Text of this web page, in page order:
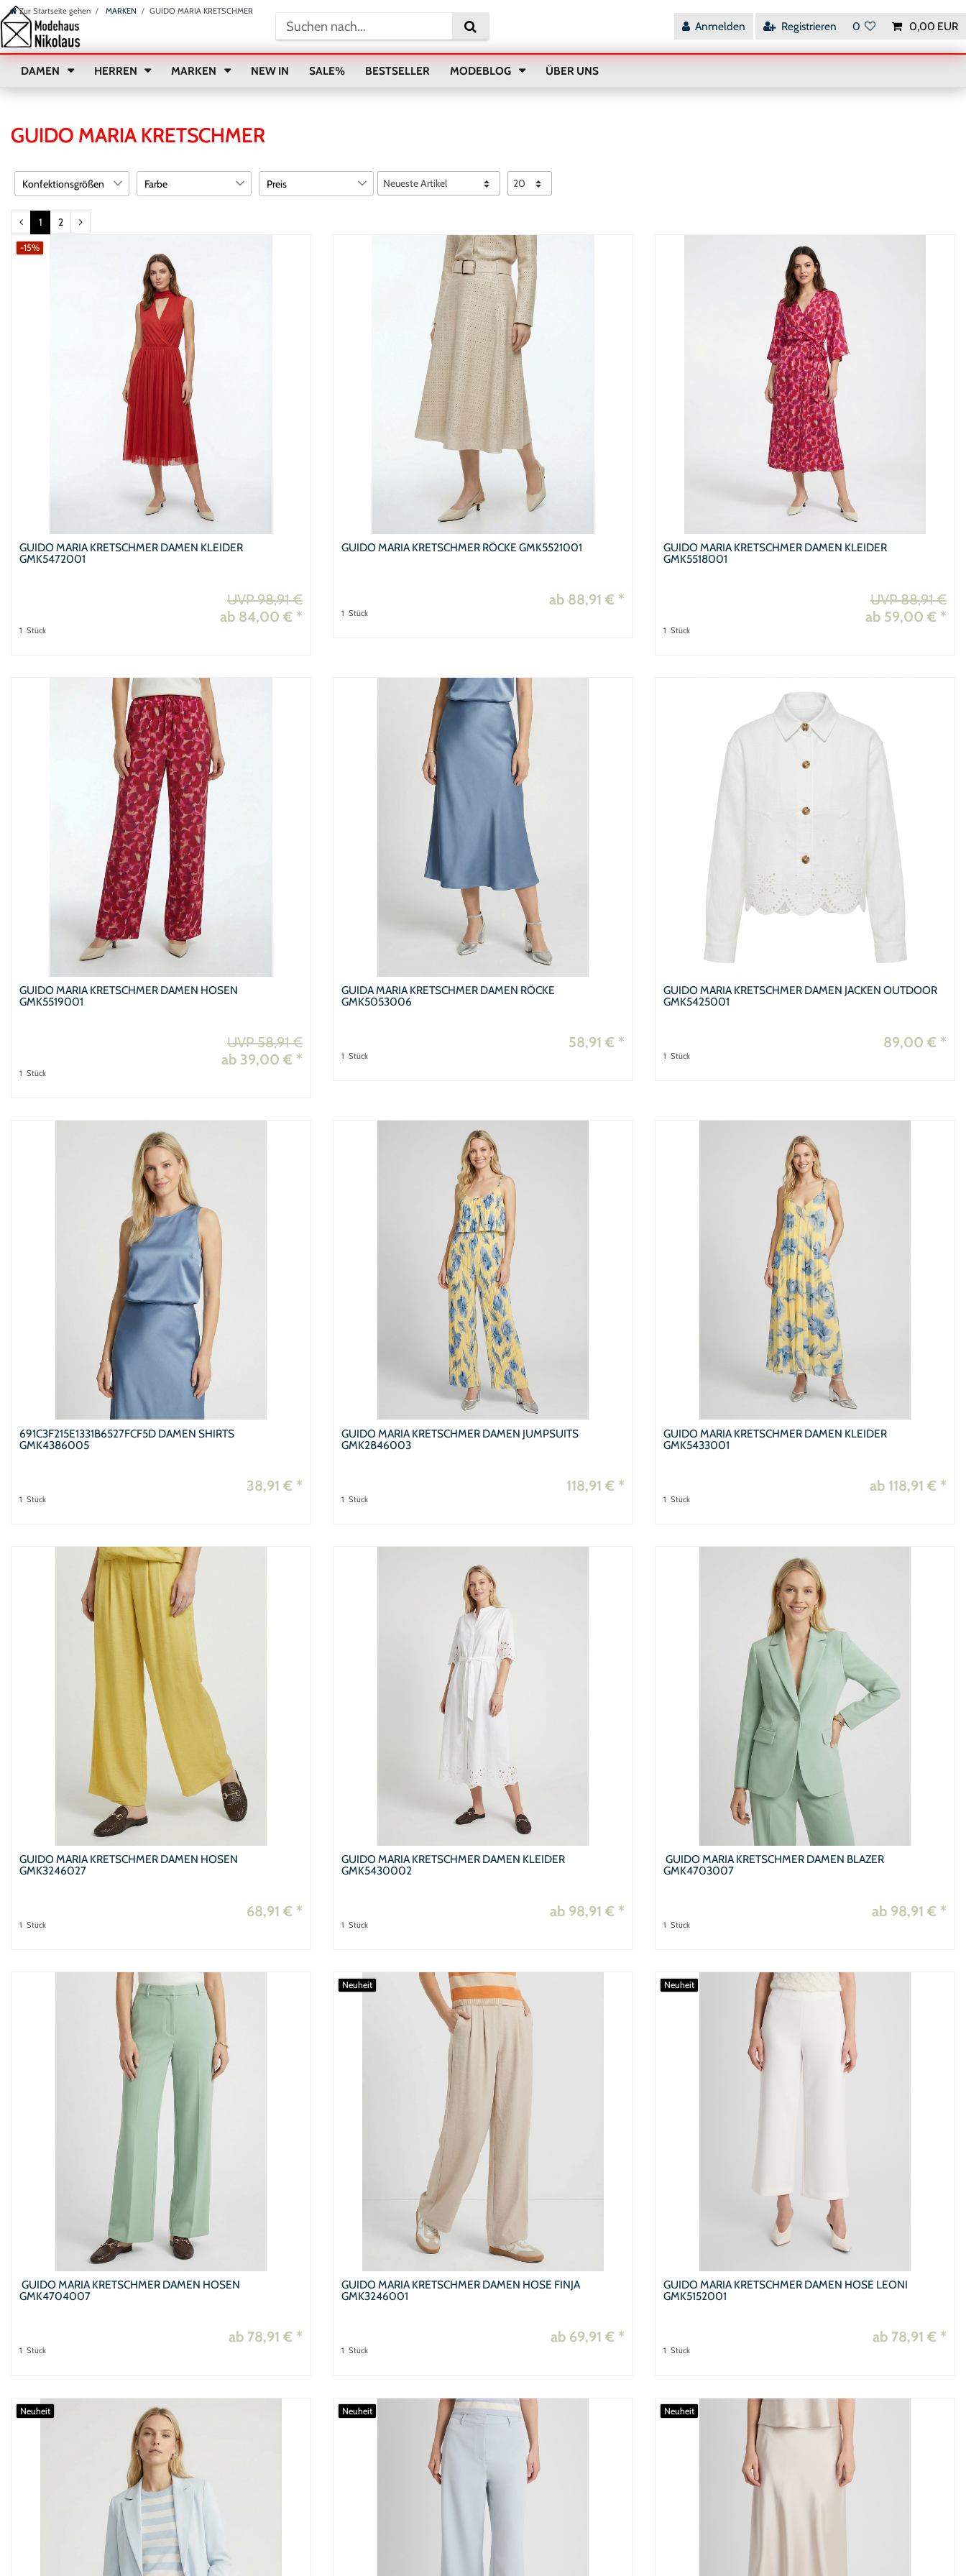
Zur Startseite gehen MARKEN GUIDO MARIA KRETSCHMER
Anmelden Registrieren 0 0,00 EUR
DAMEN HERREN MARKEN NEW IN SALE% BESTSELLER MODEBLOG ÜBER UNS
GUIDO MARIA KRETSCHMER
Konfektionsgrößen
36
38
Farbe
rot
weiß
Preis
1 2
-15%
GUIDO MARIA KRETSCHMER DAMEN KLEIDER
GMK5472001
UVP 98,91 €
ab 84,00 € *
1 Stück
GUIDO MARIA KRETSCHMER RÖCKE GMK5521001
ab 88,91 € *
1 Stück
GUIDO MARIA KRETSCHMER DAMEN KLEIDER
GMK5518001
UVP 88,91 €
ab 59,00 € *
1 Stück
GUIDO MARIA KRETSCHMER DAMEN HOSEN
GMK5519001
UVP 58,91 €
ab 39,00 € *
1 Stück
GUIDA MARIA KRETSCHMER DAMEN RÖCKE
GMK5053006
58,91 € *
1 Stück
GUIDO MARIA KRETSCHMER DAMEN JACKEN OUTDOOR
GMK5425001
89,00 € *
1 Stück
691C3F215E1331B6527FCF5D DAMEN SHIRTS
GMK4386005
38,91 € *
1 Stück
GUIDO MARIA KRETSCHMER DAMEN JUMPSUITS
GMK2846003
118,91 € *
1 Stück
GUIDO MARIA KRETSCHMER DAMEN KLEIDER
GMK5433001
ab 118,91 € *
1 Stück
GUIDO MARIA KRETSCHMER DAMEN HOSEN
GMK3246027
68,91 € *
1 Stück
GUIDO MARIA KRETSCHMER DAMEN KLEIDER
GMK5430002
ab 98,91 € *
1 Stück
GUIDO MARIA KRETSCHMER DAMEN BLAZER
GMK4703007
ab 98,91 € *
1 Stück
GUIDO MARIA KRETSCHMER DAMEN HOSEN
GMK4704007
ab 78,91 € *
1 Stück
Neuheit
GUIDO MARIA KRETSCHMER DAMEN HOSE FINJA
GMK3246001
ab 69,91 € *
1 Stück
Neuheit
GUIDO MARIA KRETSCHMER DAMEN HOSE LEONI
GMK5152001
ab 78,91 € *
1 Stück
Neuheit Neuheit Neuheit